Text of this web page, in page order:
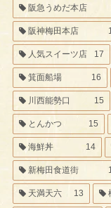
阪急うめだ本店
阪神梅田本店
人気スイーツ店 17
箕面船場 16
川西能勢口 15
とんかつ 15
海鮮丼 14
新梅田食道街
天満天六 13